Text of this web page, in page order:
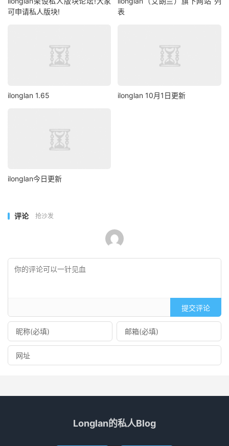
可申请私人版块!
表
ilonglan 1.65 ilonglan 10月1日更新
ilonglan今日更新
评论 抢沙发
提交评论
Longlan的私人Blog